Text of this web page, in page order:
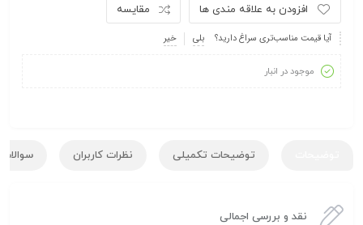
مقایسه افزودن به علاقه مندی ها
آیا قیمت مناسب‌تری سراغ دارید؟ بلی خیر
موجود در انبار
توضیحات تکمیلی نظرات کاربران سوالات
نقد و بررسی اجمالی